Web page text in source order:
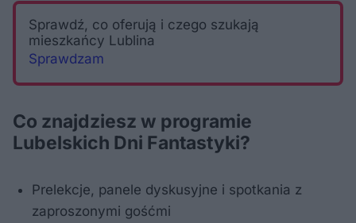
Sprawdź, co oferują i czego szukają
mieszkańcy Lublina
Sprawdzam
Co znajdziesz w programie
Lubelskich Dni Fantastyki?
Prelekcje, panele dyskusyjne i spotkania z
zaproszonymi gośćmi